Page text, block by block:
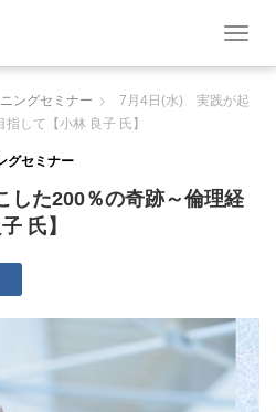
T
g
a
v
i
n
ングセミナー
7月4日(水) 実践が起
して【小林 良子 氏】
グセミナー
た200％の奇跡～倫理経
氏】